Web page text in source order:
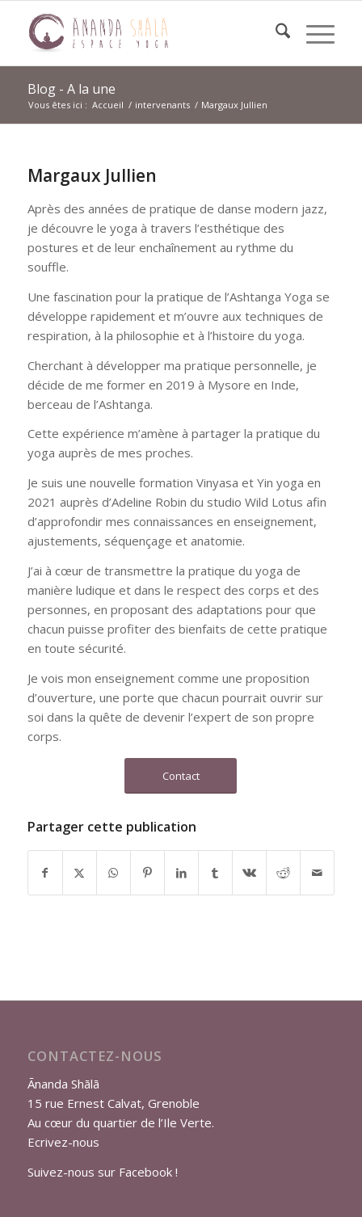
Blog - A la une
Vous êtes ici : Accueil / intervenants / Margaux Jullien
Margaux Jullien
Après des années de pratique de danse modern jazz,
je découvre le yoga à travers l’esthétique des
postures et de leur enchaînement au rythme du
souffle.
Une fascination pour la pratique de l’Ashtanga Yoga se
développe rapidement et m’ouvre aux techniques de
respiration, à la philosophie et à l’histoire du yoga.
Cherchant à développer ma pratique personnelle, je
décide de me former en 2019 à Mysore en Inde,
berceau de l’Ashtanga.
Cette expérience m’amène à partager la pratique du
yoga auprès de mes proches.
Je suis une nouvelle formation Vinyasa et Yin yoga en
2021 auprès d’Adeline Robin du studio Wild Lotus afin
d’approfondir mes connaissances en enseignement,
ajustements, séquençage et anatomie.
J’ai à cœur de transmettre la pratique du yoga de
manière ludique et dans le respect des corps et des
personnes, en proposant des adaptations pour que
chacun puisse profiter des bienfaits de cette pratique
en toute sécurité.
Je vois mon enseignement comme une proposition
d’ouverture, une porte que chacun pourrait ouvrir sur
soi dans la quête de devenir l’expert de son propre
corps.
Contact
Partager cette publication
CONTACTEZ-NOUS
Ānanda Shālā
15 rue Ernest Calvat, Grenoble
Au cœur du quartier de l’Ile Verte.
Ecrivez-nous
Suivez-nous sur Facebook !